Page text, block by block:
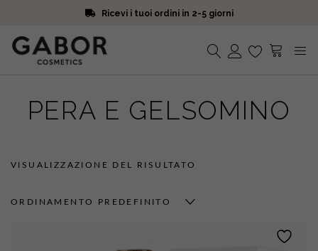
Ricevi i tuoi ordini in 2-5 giorni
Iscriviti alla Newsletter. 15% di sconto e spedizione gratuita
Ricevi i tuoi ordini in 2-5 giorni
PERA E GELSOMINO
VISUALIZZAZIONE DEL RISULTATO
ORDINAMENTO PREDEFINITO